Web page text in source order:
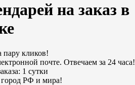
на заказ в
пару кликов!
почте. Отвечаем за 24 часа!
1 сутки
РФ и мира!